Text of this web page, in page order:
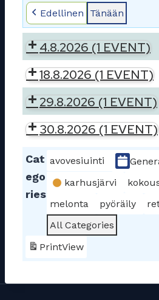
Edellinen Tänään
4.8.2026 (1 EVENT)
Tiistaimelonta
18.8.2026 (1 EVENT)
29.8.2026 (1 EVENT)
Nuku
Yö
30.8.2026 (1 EVENT)
Yö
Ulkona
melontaretki
Cat
ego
ries
avovesiuinti
karhusjärvi
melonta
pyöräily
All Categories
PrintView